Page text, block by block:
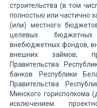
строительства (в том
полностью или частично
(или) местного
целевых
внебюджетных фондов,
внешних займов,
Правительства
банков Республики
Правительства
Минского горисполкома
исключением